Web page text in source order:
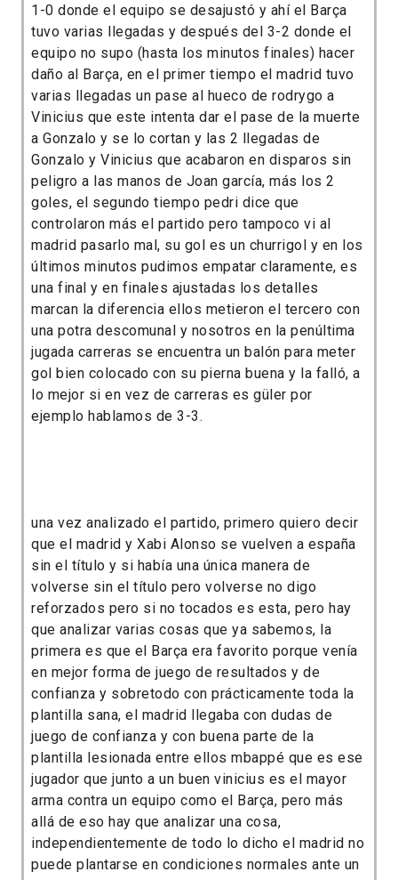
1-0 donde el equipo se desajustó y ahí el Barça
tuvo varias llegadas y después del 3-2 donde el
equipo no supo (hasta los minutos finales) hacer
daño al Barça, en el primer tiempo el madrid tuvo
varias llegadas un pase al hueco de rodrygo a
Vinicius que este intenta dar el pase de la muerte
a Gonzalo y se lo cortan y las 2 llegadas de
Gonzalo y Vinicius que acabaron en disparos sin
peligro a las manos de Joan garcía, más los 2
goles, el segundo tiempo pedri dice que
controlaron más el partido pero tampoco vi al
madrid pasarlo mal, su gol es un churrigol y en los
últimos minutos pudimos empatar claramente, es
una final y en finales ajustadas los detalles
marcan la diferencia ellos metieron el tercero con
una potra descomunal y nosotros en la penúltima
jugada carreras se encuentra un balón para meter
gol bien colocado con su pierna buena y la falló, a
lo mejor si en vez de carreras es güler por
ejemplo hablamos de 3-3.
una vez analizado el partido, primero quiero decir
que el madrid y Xabi Alonso se vuelven a españa
sin el título y si había una única manera de
volverse sin el título pero volverse no digo
reforzados pero si no tocados es esta, pero hay
que analizar varias cosas que ya sabemos, la
primera es que el Barça era favorito porque venía
en mejor forma de juego de resultados y de
confianza y sobretodo con prácticamente toda la
plantilla sana, el madrid llegaba con dudas de
juego de confianza y con buena parte de la
plantilla lesionada entre ellos mbappé que es ese
jugador que junto a un buen vinicius es el mayor
arma contra un equipo como el Barça, pero más
allá de eso hay que analizar una cosa,
independientemente de todo lo dicho el madrid no
puede plantarse en condiciones normales ante un